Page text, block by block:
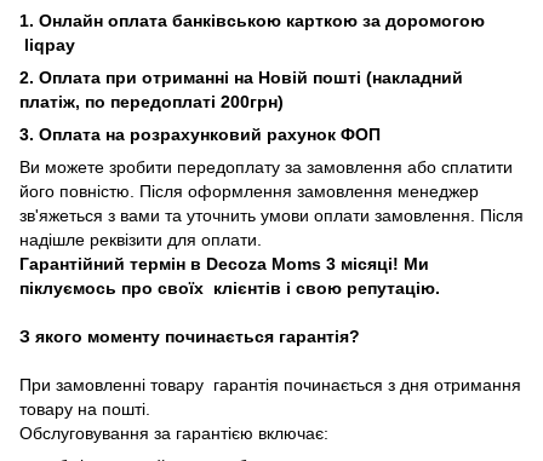
1. Онлайн оплата банківською карткою за доромогою
liqpay
2. Оплата при отриманні на Новій пошті (накладний
платіж, по передоплаті 200грн)
3. Оплата на розрахунковий рахунок ФОП
Ви можете зробити передоплату за замовлення або сплатити
його повністю. Після оформлення замовлення менеджер
зв'яжеться з вами та уточнить умови оплати замовлення. Після
надішле реквізити для оплати.
Гарантійний термін в Decoza Moms 3 місяці! Ми
піклуємось про своїх клієнтів і свою репутацію.
З якого моменту починається гарантія?
При замовленні товару гарантія починається з дня отримання
товару на пошті.
Обслуговування за гарантією включає: